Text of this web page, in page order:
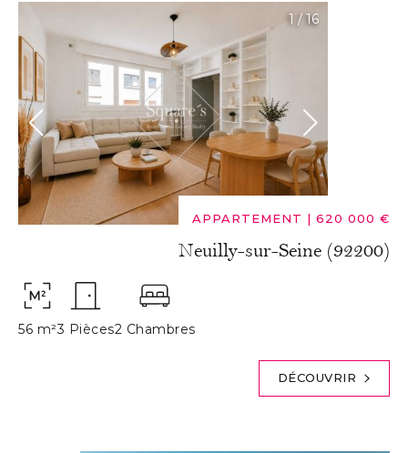
1 / 16
APPARTEMENT | 620 000 €
Neuilly-sur-Seine (92200)
56 m²3 Pièces2 Chambres
DÉCOUVRIR